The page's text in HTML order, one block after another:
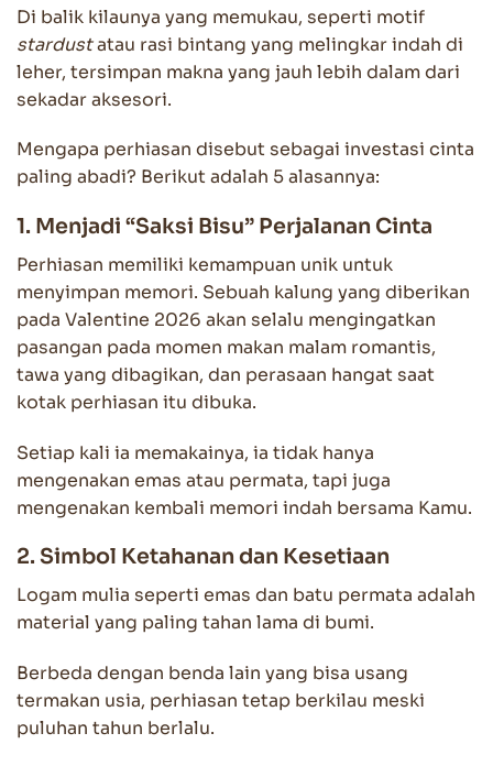
Di balik kilaunya yang memukau, seperti motif
stardustatau rasi bintang yang melingkar indah di
leher, tersimpan makna yang jauh lebih dalam dari
sekadar aksesori.
Mengapa perhiasan disebut sebagai investasi cinta
paling abadi? Berikut adalah 5 alasannya:
1. Menjadi “Saksi Bisu” Perjalanan Cinta
Perhiasan memiliki kemampuan unik untuk
menyimpan memori. Sebuah kalung yang diberikan
pada Valentine 2026 akan selalu mengingatkan
pasangan pada momen makan malam romantis,
tawa yang dibagikan, dan perasaan hangat saat
kotak perhiasan itu dibuka.
Setiap kali ia memakainya, ia tidak hanya
mengenakan emas atau permata, tapi juga
mengenakan kembali memori indah bersama Kamu.
2. Simbol Ketahanan dan Kesetiaan
Logam mulia seperti emas dan batu permata adalah
material yang paling tahan lama di bumi.
Berbeda dengan benda lain yang bisa usang
termakan usia, perhiasan tetap berkilau meski
puluhan tahun berlalu.